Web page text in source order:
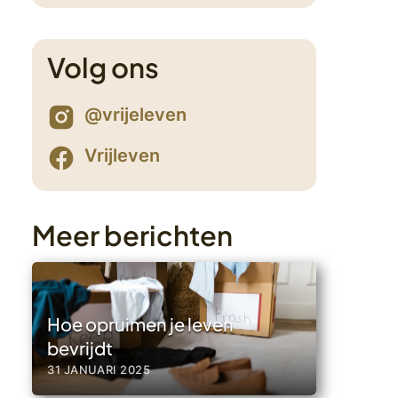
Volg ons
@vrijeleven
Vrijleven
Meer berichten
Hoe opruimen je leven
bevrijdt
31 JANUARI 2025